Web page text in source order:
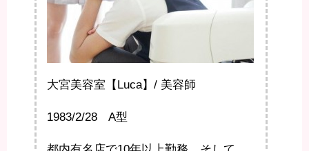
大宮美容室【Luca】/ 美容師
1983/2/28 A型